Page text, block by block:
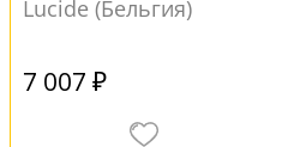
Lucide (Бельгия)
7 007 ₽